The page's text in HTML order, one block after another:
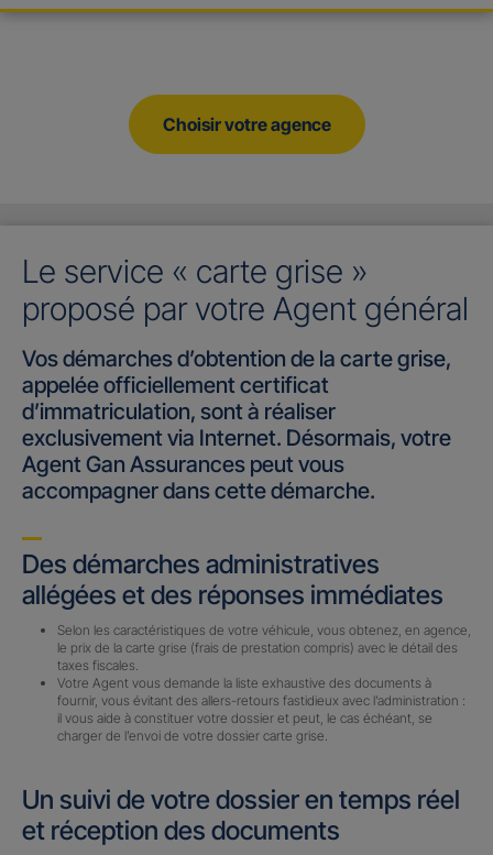
Choisir votre agence
Le service « carte grise »
proposé par votre Agent général
Vos démarches d’obtention de la carte grise,
appelée officiellement certificat
d’immatriculation, sont à réaliser
exclusivement via Internet. Désormais, votre
Agent Gan Assurances peut vous
accompagner dans cette démarche.
Des démarches administratives
allégées et des réponses immédiates
Selon les caractéristiques de votre véhicule, vous obtenez, en agence,
le prix de la carte grise (frais de prestation compris) avec le détail des
taxes fiscales.
Votre Agent vous demande la liste exhaustive des documents à
fournir, vous évitant des allers-retours fastidieux avec l’administration :
il vous aide à constituer votre dossier et peut, le cas échéant, se
charger de l’envoi de votre dossier carte grise.
Un suivi de votre dossier en temps réel
et réception des documents